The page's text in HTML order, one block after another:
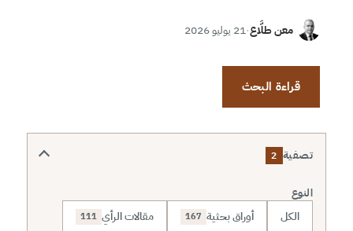
معن طلَّاع·21 يوليو 2026
قراءة البحث
تصفية 2
النوع
الكل أوراق بحثية 167 مقالات الرأي 111